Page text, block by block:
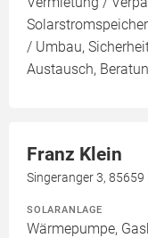
/ Umbau,
Austausch,
Franz Klein
Singeranger 3,
SOLARANLAGE
Wärmepumpe,